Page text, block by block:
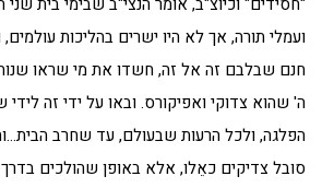
ועמלי תורה, אך לא היו ישרים בהליכות
חנם שבלבם זה אל זה, חשדו את מי שראו
ה' שהוא צדוקי ואפיקורס. ובאו על ידי זה
הפלגה, ולכל הרעות שבעולם, עד שחרב
סובל צדיקים כאֵלו, אלא באופן שהולכים